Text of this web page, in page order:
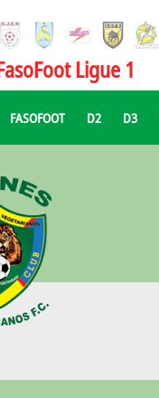
Ligue 1
FASOFOOT D2 D3